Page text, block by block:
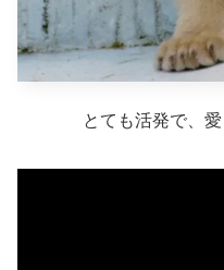
とても活発で、